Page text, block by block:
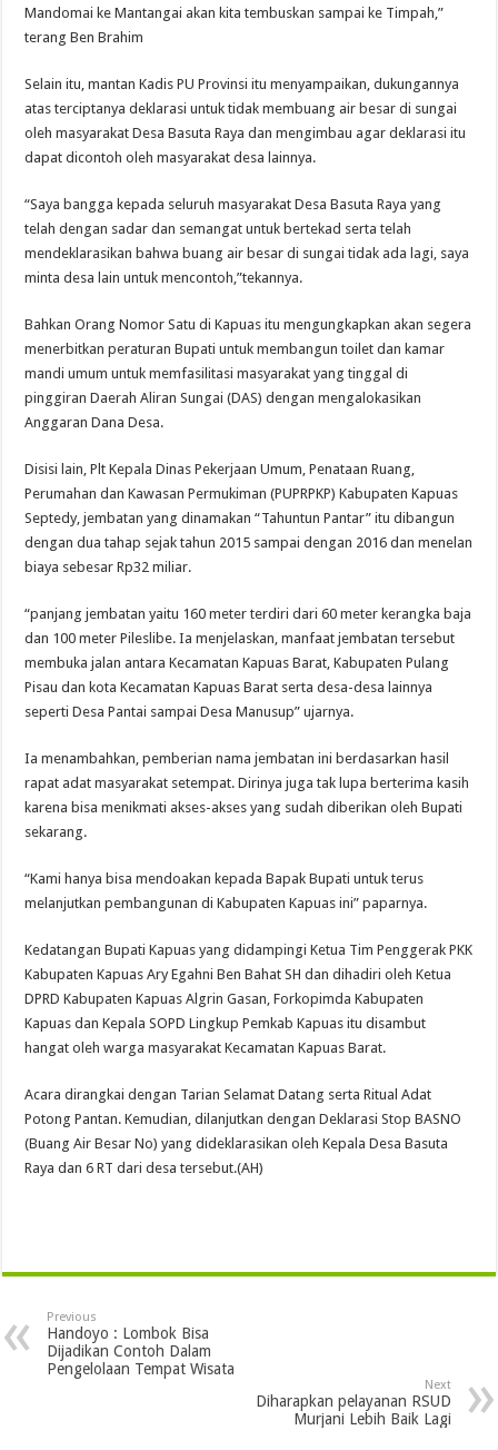
Mandomai ke Mantangai akan kita tembuskan sampai ke Timpah,”
terang Ben Brahim
Selain itu, mantan Kadis PU Provinsi itu menyampaikan, dukungannya
atas terciptanya deklarasi untuk tidak membuang air besar di sungai
oleh masyarakat Desa Basuta Raya dan mengimbau agar deklarasi itu
dapat dicontoh oleh masyarakat desa lainnya.
“Saya bangga kepada seluruh masyarakat Desa Basuta Raya yang
telah dengan sadar dan semangat untuk bertekad serta telah
mendeklarasikan bahwa buang air besar di sungai tidak ada lagi, saya
minta desa lain untuk mencontoh,”tekannya.
Bahkan Orang Nomor Satu di Kapuas itu mengungkapkan akan segera
menerbitkan peraturan Bupati untuk membangun toilet dan kamar
mandi umum untuk memfasilitasi masyarakat yang tinggal di
pinggiran Daerah Aliran Sungai (DAS) dengan mengalokasikan
Anggaran Dana Desa.
Disisi lain, Plt Kepala Dinas Pekerjaan Umum, Penataan Ruang,
Perumahan dan Kawasan Permukiman (PUPRPKP) Kabupaten Kapuas
Septedy, jembatan yang dinamakan “Tahuntun Pantar” itu dibangun
dengan dua tahap sejak tahun 2015 sampai dengan 2016 dan menelan
biaya sebesar Rp32 miliar.
“panjang jembatan yaitu 160 meter terdiri dari 60 meter kerangka baja
dan 100 meter Pileslibe. Ia menjelaskan, manfaat jembatan tersebut
membuka jalan antara Kecamatan Kapuas Barat, Kabupaten Pulang
Pisau dan kota Kecamatan Kapuas Barat serta desa-desa lainnya
seperti Desa Pantai sampai Desa Manusup” ujarnya.
Ia menambahkan, pemberian nama jembatan ini berdasarkan hasil
rapat adat masyarakat setempat. Dirinya juga tak lupa berterima kasih
karena bisa menikmati akses-akses yang sudah diberikan oleh Bupati
sekarang.
“Kami hanya bisa mendoakan kepada Bapak Bupati untuk terus
melanjutkan pembangunan di Kabupaten Kapuas ini” paparnya.
Kedatangan Bupati Kapuas yang didampingi Ketua Tim Penggerak PKK
Kabupaten Kapuas Ary Egahni Ben Bahat SH dan dihadiri oleh Ketua
DPRD Kabupaten Kapuas Algrin Gasan, Forkopimda Kabupaten
Kapuas dan Kepala SOPD Lingkup Pemkab Kapuas itu disambut
hangat oleh warga masyarakat Kecamatan Kapuas Barat.
Acara dirangkai dengan Tarian Selamat Datang serta Ritual Adat
Potong Pantan. Kemudian, dilanjutkan dengan Deklarasi Stop BASNO
(Buang Air Besar No) yang dideklarasikan oleh Kepala Desa Basuta
Raya dan 6 RT dari desa tersebut.(AH)
Previous
Handoyo : Lombok Bisa
Dijadikan Contoh Dalam
Pengelolaan Tempat Wisata
Next
Diharapkan pelayanan RSUD
Murjani Lebih Baik Lagi